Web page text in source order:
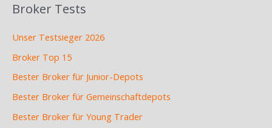
Broker Tests
Unser Testsieger 2026
Broker Top 15
Bester Broker für Junior-Depots
Bester Broker für Gemeinschaftdepots
Bester Broker für Young Trader